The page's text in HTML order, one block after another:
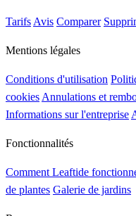
Tarifs Avis Comparer
Mentions légales
Conditions d'utilisation
cookies Annulations et
Informations sur l'entreprise
Fonctionnalités
Comment Leaftide
de plantes Galerie de jardins